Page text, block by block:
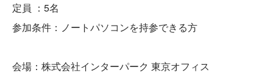
定員 ：5名
参加条件：ノートパソコンを持参できる方
会場：株式会社インターパーク 東京オフィス